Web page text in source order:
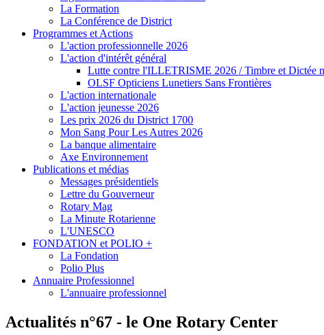
La Formation
La Conférence de District
Programmes et Actions
L'action professionnelle 2026
L'action d'intérêt général
Lutte contre l'ILLETRISME 2026 / Timbre et Dictée
OLSF Opticiens Lunetiers Sans Frontières
L'action internationale
L'action jeunesse 2026
Les prix 2026 du District 1700
Mon Sang Pour Les Autres 2026
La banque alimentaire
Axe Environnement
Publications et médias
Messages présidentiels
Lettre du Gouverneur
Rotary Mag
La Minute Rotarienne
L'UNESCO
FONDATION et POLIO +
La Fondation
Polio Plus
Annuaire Professionnel
L'annuaire professionnel
Actualités n°67 - le One Rotary Center